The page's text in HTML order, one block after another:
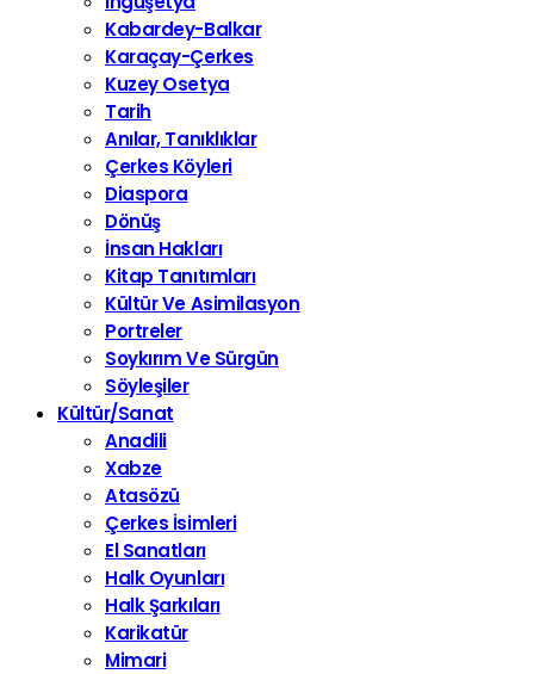
Kabardey-Balkar
Karaçay-Çerkes
Kuzey Osetya
Tarih
Anılar, Tanıklıklar
Çerkes Köyleri
Diaspora
Dönüş
İnsan Hakları
Kitap Tanıtımları
Kültür Ve Asimilasyon
Portreler
Soykırım Ve Sürgün
Söyleşiler
Kültür/Sanat
Anadili
Xabze
Atasözü
Çerkes İsimleri
El Sanatları
Halk Oyunları
Halk Şarkıları
Karikatür
Mimari